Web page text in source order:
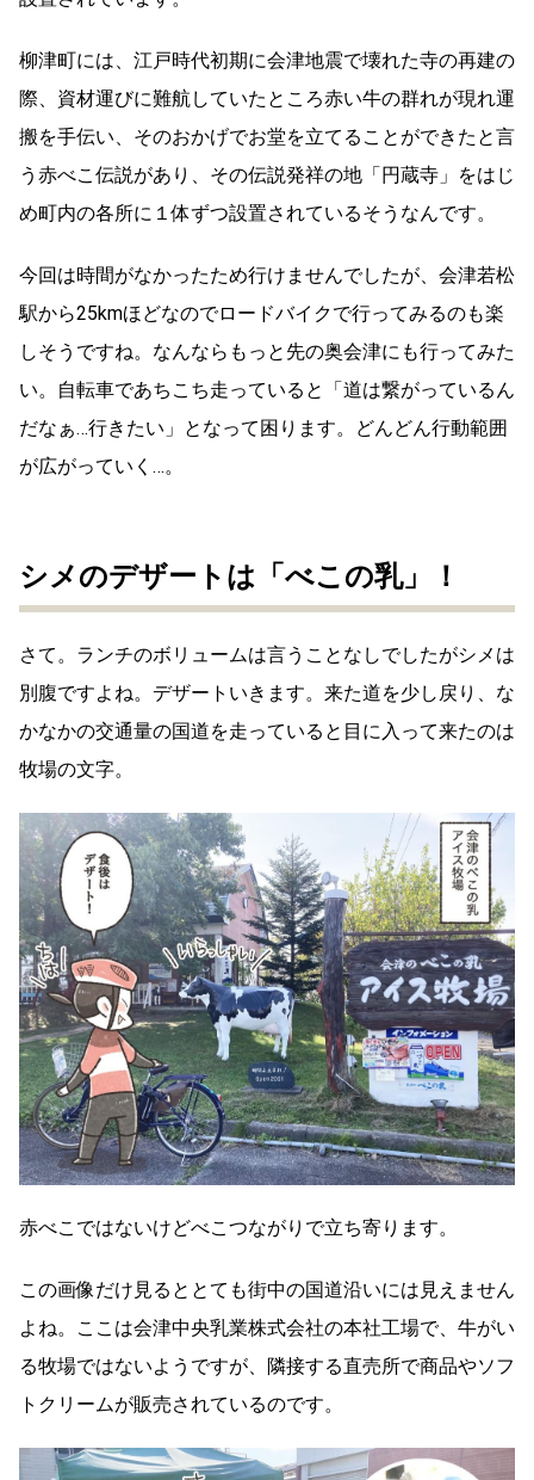
柳津町には、江戸時代初期に会津地震で壊れた寺の再建の
際、 資材運びに難航していたところ赤い牛の群れが現れ運
搬を手伝い、 そのおかげでお堂を立てることができたと言
う赤べこ伝説があり、 その伝説発祥の地「円蔵寺」 をはじ
め町内の各所に１体ずつ設置されているそうなんです。
今回は時間がなかったため行けませんでしたが、会津若松
駅から25kmほどなのでロードバイクで行ってみるのも楽
しそうですね。なんならもっと先の奥会津にも行ってみた
い。自転車であちこち走っていると「道は繋がっているん
だなぁ…行きたい」となって困ります。どんどん行動範囲
が広がっていく…。
シメのデザートは「べこの乳」！
さて。ランチのボリュームは言うことなしでしたがシメは
別腹ですよね。デザートいきます。来た道を少し戻り、な
かなかの交通量の国道を走っていると目に入って来たのは
牧場の文字。
赤べこではないけどべこつながりで立ち寄ります。
この画像だけ見るととても街中の国道沿いには見えません
よね。ここは会津中央乳業株式会社の本社工場で、牛がい
る牧場ではないようですが、隣接する直売所で商品やソフ
トクリームが販売されているのです。